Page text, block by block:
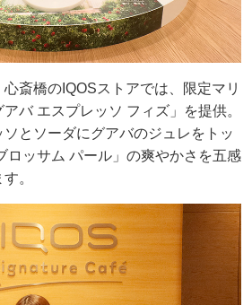
斎橋のIQOSストアでは、限定マリ
バ エスプレッソ フィズ」を提供。
とソーダにグアバのジュレをトッ
ロッサム パール」の爽やかさを五感
。